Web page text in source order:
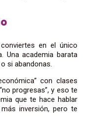
en el único
Una academia barata
si abandonas.
con clases
progresas”, y eso te
que te hace hablar
inversión, pero te